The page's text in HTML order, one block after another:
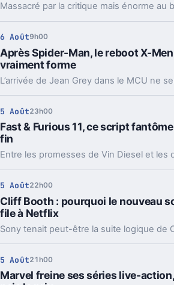
6 Août9h00
Après Spider-Man, le reboot X-
vraiment forme
5 Août23h00
Fast & Furious 11, ce script
fin
5 Août22h00
Cliff Booth : pourquoi le nouveau
file à Netflix
5 Août21h00
Marvel freine ses séries live-